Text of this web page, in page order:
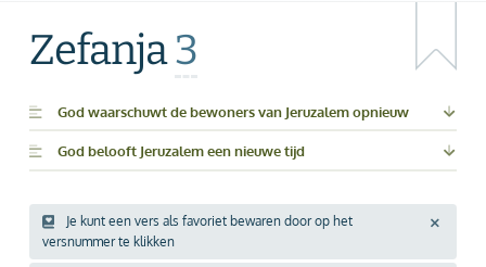
Start
Zoeken
Inloggen
Zefanja3
God waarschuwt de bewoners van Jeruzalem opnieuw
God belooft Jeruzalem een nieuwe tijd
Je kunt een vers als favoriet bewaren door op het
versnummer te klikken